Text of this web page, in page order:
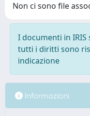
Non ci sono file
I documenti in
tutti i diritti sono
indicazione
Informazioni